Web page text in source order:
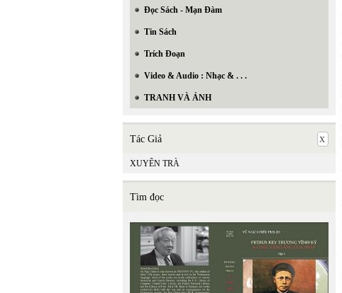
Đọc Sách - Mạn Đàm
Tin Sách
Trích Đoạn
Video & Audio : Nhạc & . . .
TRANH VÀ ẢNH
Tác Giả
XUYÊN TRÀ
Tìm đọc